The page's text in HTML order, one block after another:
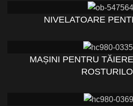
NIVELATOARE
MAȘINI PENTRU